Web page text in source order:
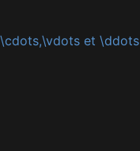
et \ddots